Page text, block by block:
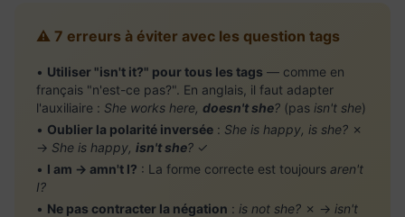
⚠️ 7 erreurs à éviter avec les question tags
• Utiliser "isn't it?" pour tous les tags — comme en
français "n'est-ce pas?". En anglais, il faut adapter
l'auxiliaire : She works here, doesn't she? (pas isn't she)
• Oublier la polarité inversée : She is happy, is she? ✗
→ She is happy, isn't she? ✓
• I am → amn't I? : La forme correcte est toujours aren't
I?
• Ne pas contracter la négation : is not she? ✗ → isn't